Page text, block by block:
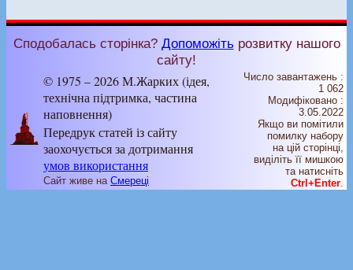
Сподобалась сторінка? Допоможіть розвитку нашого
сайту!
© 1975 – 2026 М.Жарких (ідея,
технічна підтримка, частина
наповнення)
Передрук статей із сайту
заохочується за дотримання
умов використання
Сайт живе на Смереці
Число завантажень :
1 062
Модифіковано :
3.05.2022
Якщо ви помітили
помилку набору
на цiй сторiнцi,
видiлiть її мишкою
та натисніть
Ctrl+Enter.